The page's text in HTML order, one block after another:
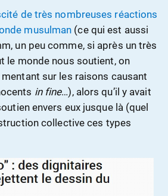
de très nombreuses réactions
musulman (ce qui est aussi
un peu comme, si après un très
le monde nous soutient, on
sur les raisons causant
in fine…), alors qu’il y avait
envers eux jusque là (quel
collective ces types